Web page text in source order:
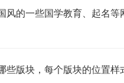
风的一些国学教育、起名等
些版块，每个版块的位置样